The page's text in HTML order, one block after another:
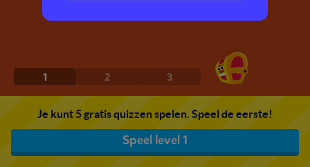
1 2 3
Je kunt 5 gratis quizzen spelen. Speel de eerste!
Speel level 1